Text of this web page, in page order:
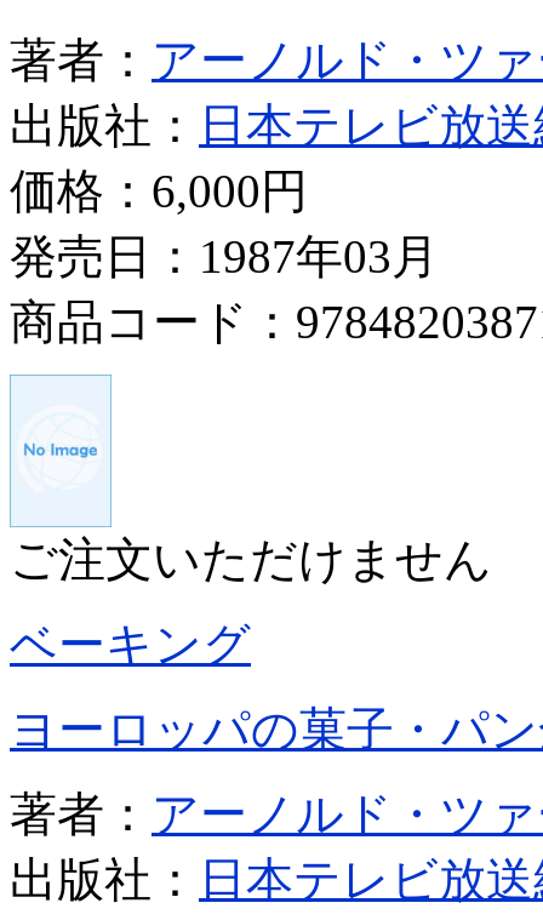
著者： アーノルド・ツ
出版社：
日本テレビ放
価格： 6,000円
発売日：1987年03月
商品コード：
ご注文いただけません
ベーキング
ヨーロッパの菓子・パ
著者： アーノルド・ツ
出版社：
日本テレビ放